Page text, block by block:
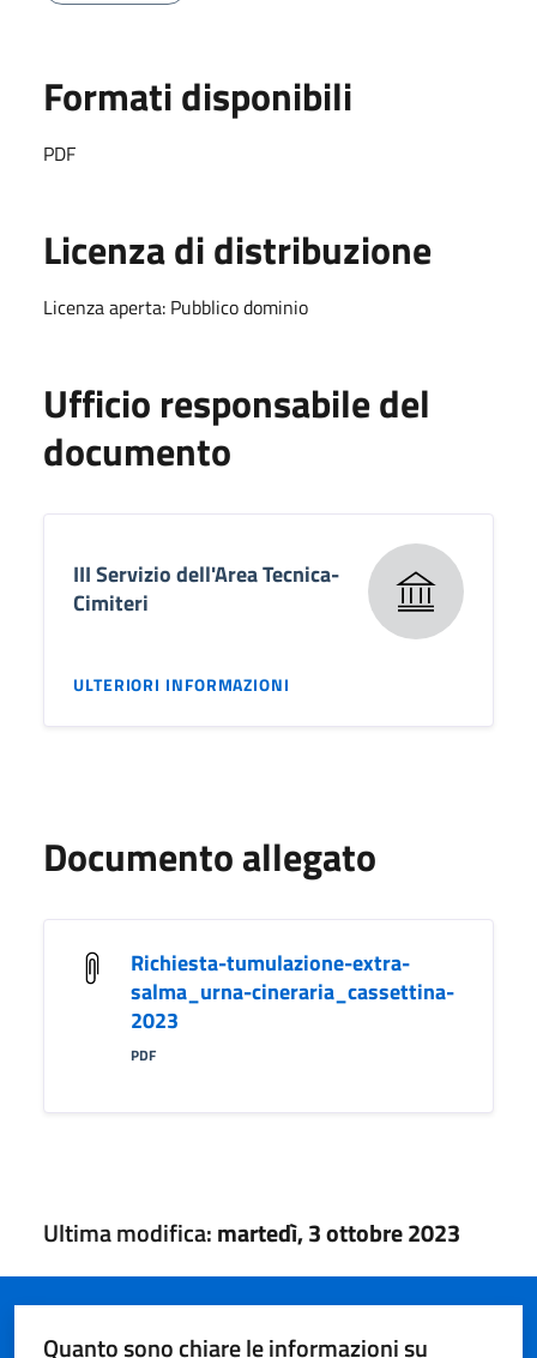
Formati disponibili
PDF
Licenza di distribuzione
Licenza aperta: Pubblico dominio
Ufficio responsabile del
documento
III Servizio dell'Area Tecnica-
Cimiteri
ULTERIORI INFORMAZIONI
Documento allegato
Richiesta-tumulazione-extra-
salma_urna-cineraria_cassettina-
2023
PDF
Ultima modifica:martedì, 3 ottobre 2023
Quanto sono chiare le informazioni su